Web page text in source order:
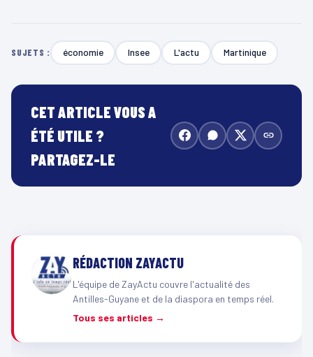
SUJETS : économie Insee L'actu Martinique
CET ARTICLE VOUS A
ÉTÉ UTILE ?
PARTAGEZ-LE
RÉDACTION ZAYACTU
L'équipe de ZayActu couvre l'actualité des
Antilles-Guyane et de la diaspora en temps réel.
Tous ses articles →